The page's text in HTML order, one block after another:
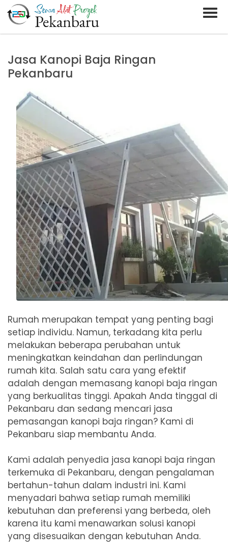
BARAND ANDA
Deskripsi Singkat Saja Jasa Kanopi Baja Ringan Pekanbaru
Jasa Kanopi Baja Ringan
Pekanbaru
Rumah merupakan tempat yang penting bagi
setiap individu. Namun, terkadang kita perlu
melakukan beberapa perubahan untuk
meningkatkan keindahan dan perlindungan
rumah kita. Salah satu cara yang efektif
adalah dengan memasang kanopi baja ringan
yang berkualitas tinggi. Apakah Anda tinggal di
Pekanbaru dan sedang mencari jasa
pemasangan kanopi baja ringan? Kami di
Pekanbaru siap membantu Anda.
Kami adalah penyedia jasa kanopi baja ringan
terkemuka di Pekanbaru, dengan pengalaman
bertahun-tahun dalam industri ini. Kami
menyadari bahwa setiap rumah memiliki
kebutuhan dan preferensi yang berbeda, oleh
karena itu kami menawarkan solusi kanopi
yang disesuaikan dengan kebutuhan Anda.